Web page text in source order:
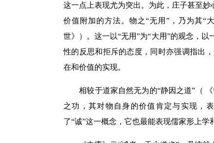
这一点上表现尤为突出。为此，庄子甚至
价值附加的方法。物之“无用”，乃为其“
世》）。这一以“无用”为“大用”的观念，
性的反思和拒斥的态度，同时亦强调指出
在和价值的实现。
相较于道家自然无为的“静因之道”（
之功，其对物自身的价值肯定与实现，
了“诚”这一概念，它也最能表现儒家形上学